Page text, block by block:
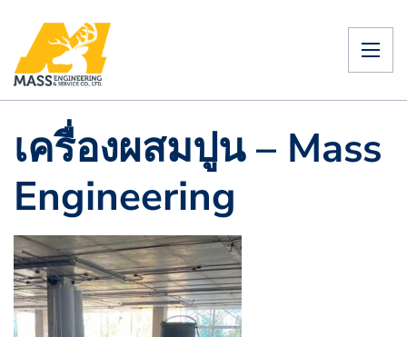
เครื่องผสมปูน – Mass
Engineering